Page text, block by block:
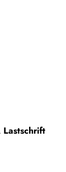
Lastschrift